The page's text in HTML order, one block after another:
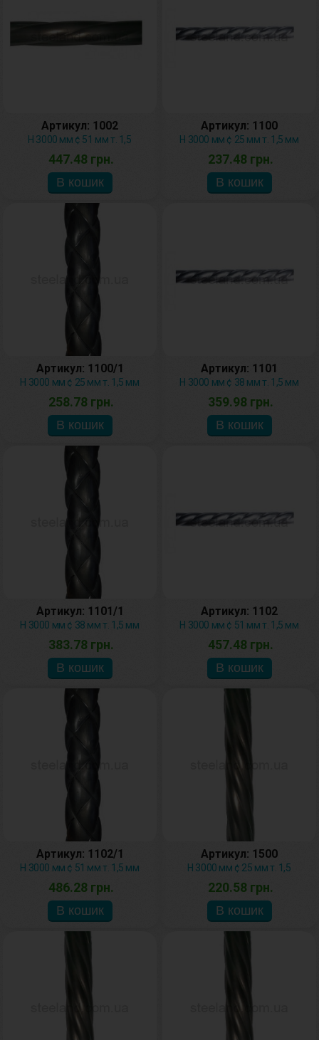
Артикул: 1002
H 3000 мм ¢ 51 мм т. 1,5
447.48 грн.
Артикул: 1100
H 3000 мм ¢ 25 мм т. 1,5 мм
237.48 грн.
Артикул: 1100/1
H 3000 мм ¢ 25 мм т. 1,5 мм
258.78 грн.
Артикул: 1101
H 3000 мм ¢ 38 мм т. 1,5 мм
359.98 грн.
Артикул: 1101/1
H 3000 мм ¢ 38 мм т. 1,5 мм
383.78 грн.
Артикул: 1102
H 3000 мм ¢ 51 мм т. 1,5 мм
457.48 грн.
Артикул: 1102/1
H 3000 мм ¢ 51 мм т. 1,5 мм
486.28 грн.
Артикул: 1500
H 3000 мм ¢ 25 мм т. 1,5
220.58 грн.